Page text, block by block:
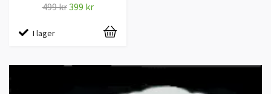
499 kr399 kr
I lager